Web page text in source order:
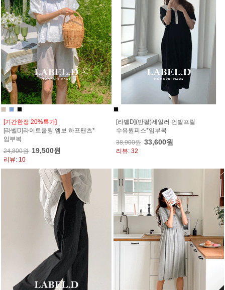
[기간한정 20%특가]
[라벨D]라이트쿨링 엠보 하프팬츠*
임부복
24,800원 19,500원
리뷰: 10
[라벨D](반팔)세일러 언발프릴
수유원피스*임부복
38,900원 33,600원
리뷰: 32